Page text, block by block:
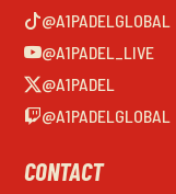
@A1PADELGLOBAL
@A1PADEL_LIVE
@A1PADEL
@A1PADELGLOBAL
CONTACT